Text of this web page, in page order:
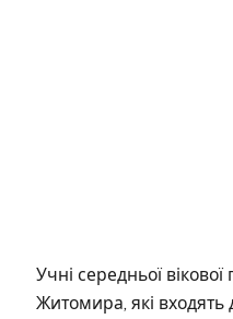
Учні середньої
Житомира, які